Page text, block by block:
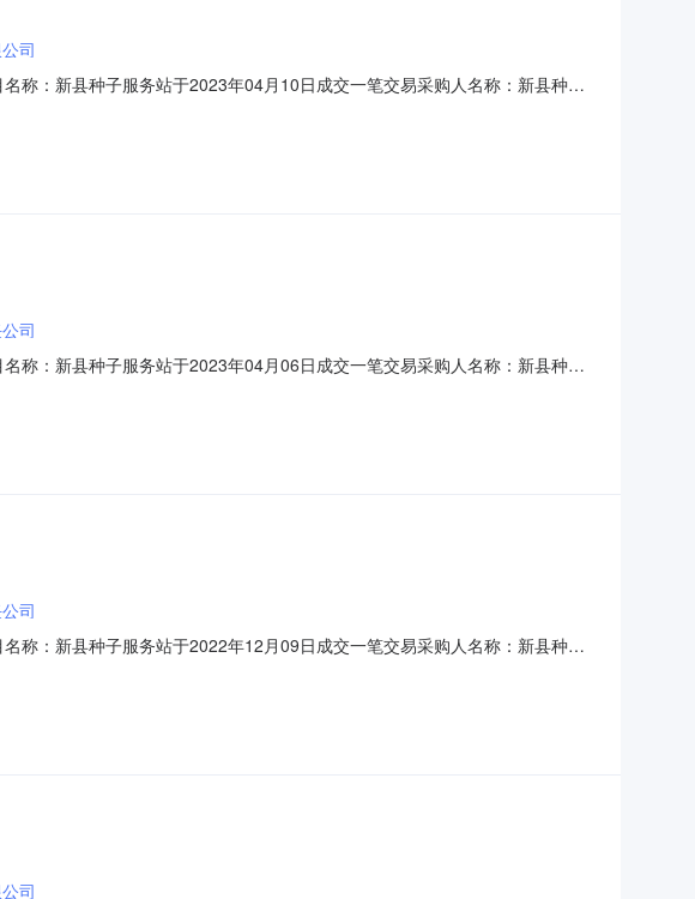
司
称：新县种子服务站于2023年04月10日成交一笔交易采购人名称：新县种子
）PRIMEA320M
司
称：新县种子服务站于2023年04月06日成交一笔交易采购人名称：新县种子
）TSD
司
称：新县种子服务站于2022年12月09日成交一笔交易采购人名称：新县种子
电池2粒装5号聚能环
司